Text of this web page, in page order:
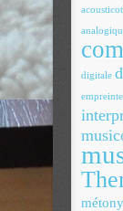
digitale
empreinte